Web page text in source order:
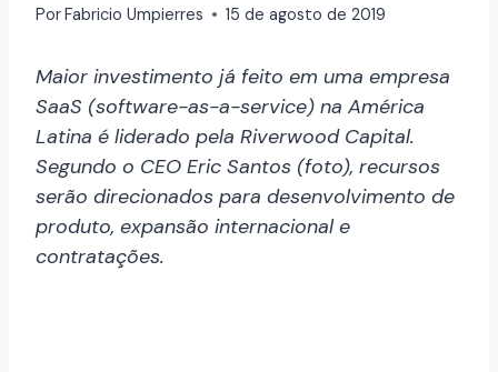
PorFabricio Umpierres 15 de agosto de 2019
Maior investimento já feito em uma empresa
SaaS (software-as-a-service) na América
Latina é liderado pela Riverwood Capital.
Segundo o CEO Eric Santos (foto), recursos
serão direcionados para desenvolvimento de
produto, expansão internacional e
contratações.